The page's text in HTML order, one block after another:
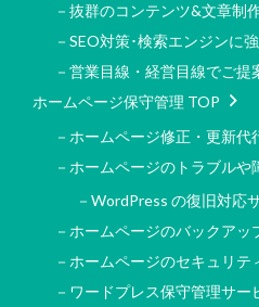
－抜群のコンテンツ&文章制
－SEO対策･検索エンジンに
－営業目線・経営目線でご提
ホームページ保守管理 TOP
－ホームページ修正・更新代
－ホームページのトラブルや
－WordPress の復旧対応
－ホームページのバックアッ
－ホームページのセキュリテ
－ワードプレス保守管理サー